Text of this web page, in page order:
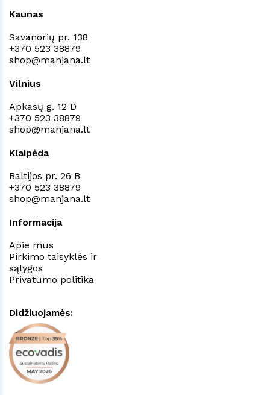
Kaunas
Savanorių pr. 138
+370 523 38879
shop@manjana.lt
Vilnius
Apkasų g. 12 D
+370 523 38879
shop@manjana.lt
Klaipėda
Baltijos pr. 26 B
+370 523 38879
shop@manjana.lt
Informacija
Apie mus
Pirkimo taisyklės ir
sąlygos
Privatumo politika
Didžiuojamės: